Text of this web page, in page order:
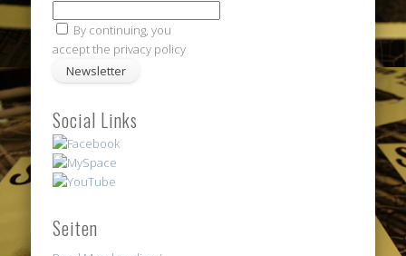
By continuing, you
accept the privacy policy
Social Links
Seiten